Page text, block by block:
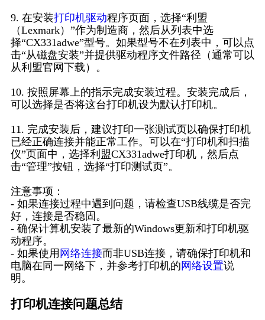
9. 在安装打印机驱动程序页面，选择“利盟
（Lexmark）”作为制造商，然后从列表中选
择“CX331adwe”型号。如果型号不在列表中，可以点
击“从磁盘安装”并提供驱动程序文件路径（通常可以
从利盟官网下载）。
10. 按照屏幕上的指示完成安装过程。安装完成后，
可以选择是否将这台打印机设为默认打印机。
11. 完成安装后，建议打印一张测试页以确保打印机
已经正确连接并能正常工作。可以在“打印机和扫描
仪”页面中，选择利盟CX331adwe打印机，然后点
击“管理”按钮，选择“打印测试页”。
注意事项：
- 如果连接过程中遇到问题，请检查USB线缆是否完
好，连接是否稳固。
- 确保计算机安装了最新的Windows更新和打印机驱
动程序。
- 如果使用 网络连接而非USB连接，请确保打印机和
电脑在同一网络下，并参考打印机的 网络设置说
明。
打印机连接问题总结